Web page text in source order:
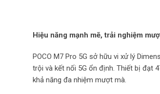
Hiệu năng mạnh mẽ, trải nghiệm
POCO M7 Pro 5G sở hữu vi xử lý
trội và kết nối 5G ổn định. Thiết bị đạt
khả năng đa nhiệm mượt mà.